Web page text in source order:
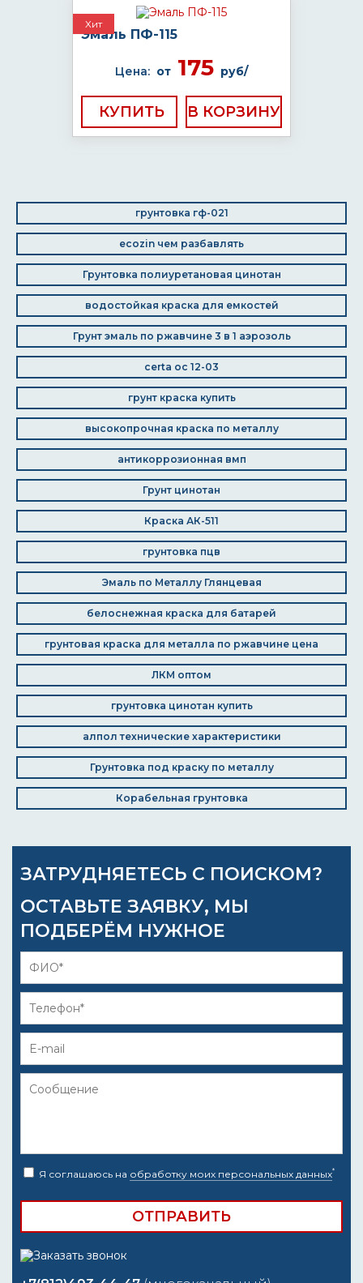
Хит
Эмаль ПФ-115
Цена: от 175 руб/
КУПИТЬ
грунтовка гф-021
ecozin чем разбавлять
Грунтовка полиуретановая цинотан
водостойкая краска для емкостей
Грунт эмаль по ржавчине 3 в 1 аэрозоль
certa ос 12-03
грунт краска купить
высокопрочная краска по металлу
антикоррозионная вмп
Грунт цинотан
Краска АК-511
грунтовка пцв
Эмаль по Металлу Глянцевая
белоснежная краска для батарей
грунтовая краска для металла по ржавчине цена
ЛКМ оптом
грунтовка цинотан купить
алпол технические характеристики
Грунтовка под краску по металлу
Корабельная грунтовка
ЗАТРУДНЯЕТЕСЬ С ПОИСКОМ?
ОСТАВЬТЕ ЗАЯВКУ, МЫ
ПОДБЕРЁМ НУЖНОЕ
Я соглашаюсь на обработку моих персональных данных*